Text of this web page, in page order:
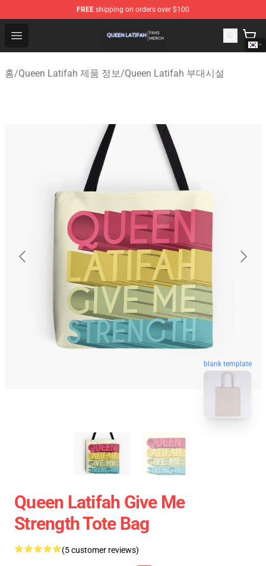
FREE shipping on orders over $100
Open menu
Queen Latifah Shop - Official Queen Latifah
홈/Queen Latifah 제품 정보/Queen Latifah 부대시설
blank template
Queen Latifah Give Me
Strength Tote Bag
(5 customer reviews)